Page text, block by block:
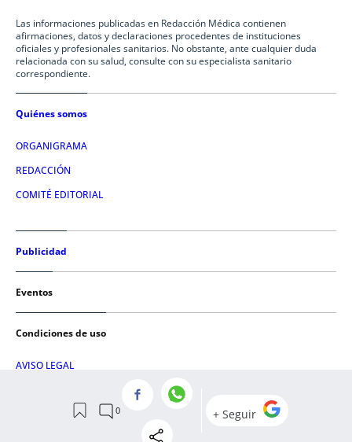
Las informaciones publicadas en Redacción Médica contienen
afirmaciones, datos y declaraciones procedentes de instituciones
oficiales y profesionales sanitarios. No obstante, ante cualquier duda
relacionada con su salud, consulte con su especialista sanitario
correspondiente.
Quiénes somos
ORGANIGRAMA
REDACCIÓN
COMITÉ EDITORIAL
Publicidad
Eventos
Condiciones de uso
AVISO LEGAL
POLÍTICA DE COOKIES